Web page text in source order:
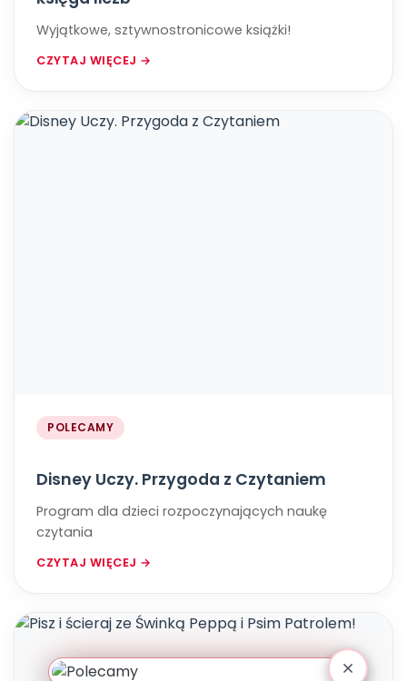
Wyjątkowe, sztywnostronicowe książki!
CZYTAJ WIĘCEJ →
POLECAMY
Disney Uczy. Przygoda z Czytaniem
Program dla dzieci rozpoczynających naukę
czytania
CZYTAJ WIĘCEJ →